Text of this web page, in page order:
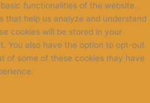
functionalities of the website.
that help us analyze and understand
cookies will be stored in your
You also have the option to opt-out
of some of these cookies may have